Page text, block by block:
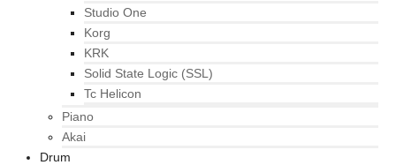
Studio One
Korg
KRK
Solid State Logic (SSL)
Tc Helicon
Piano
Akai
Drum